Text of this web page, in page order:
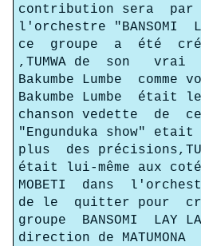
contribution sera
l'orchestre "BANSOMI
ce groupe a été
,TUMWA de son vrai
Bakumbe Lumbe
Bakumbe Lumbe
chanson vedette de
"Engunduka show"
plus des
était lui-même aux
MOBETI dans
de le quitter pour
groupe BANSOMI LAY
direction de